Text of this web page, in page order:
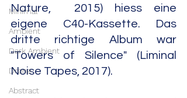
Minimal
Ambient
Dark Ambient
Drone
Abstract
Nature,  2015) hiess eine
eigene C40-Kassette. Das
dritte richtige Album war
"Towers of Silence" (Liminal
Noise Tapes, 2017).